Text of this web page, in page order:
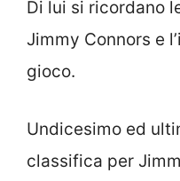
Di lui si ricordano
Jimmy Connors e
gioco.
Undicesimo ed
classifica per